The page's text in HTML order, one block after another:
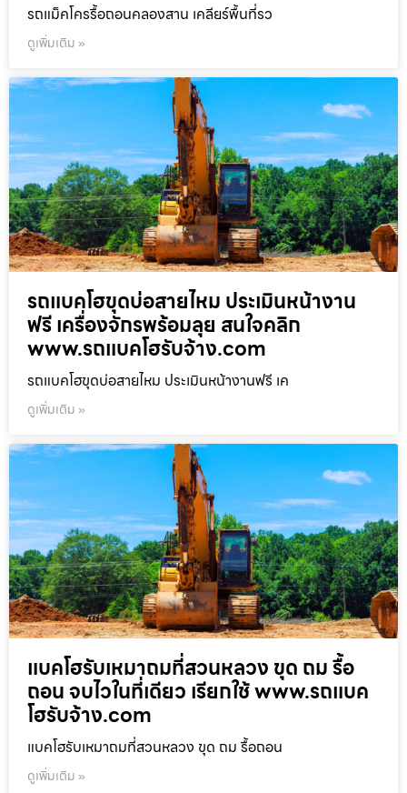
รถแม็คโครรื้อถอนคลองสาน เคลียร์พื้นที่รว
ดูเพิ่มเติม »
รถแบคโฮขุดบ่อสายไหม ประเมินหน้างาน
ฟรี เครื่องจักรพร้อมลุย สนใจคลิก
www.รถแบคโฮรับจ้าง.com
รถแบคโฮขุดบ่อสายไหม ประเมินหน้างานฟรี เค
ดูเพิ่มเติม »
แบคโฮรับเหมาถมที่สวนหลวง ขุด ถม รื้อ
ถอน จบไวในที่เดียว เรียกใช้ www.รถแบค
โฮรับจ้าง.com
แบคโฮรับเหมาถมที่สวนหลวง ขุด ถม รื้อถอน
ดูเพิ่มเติม »